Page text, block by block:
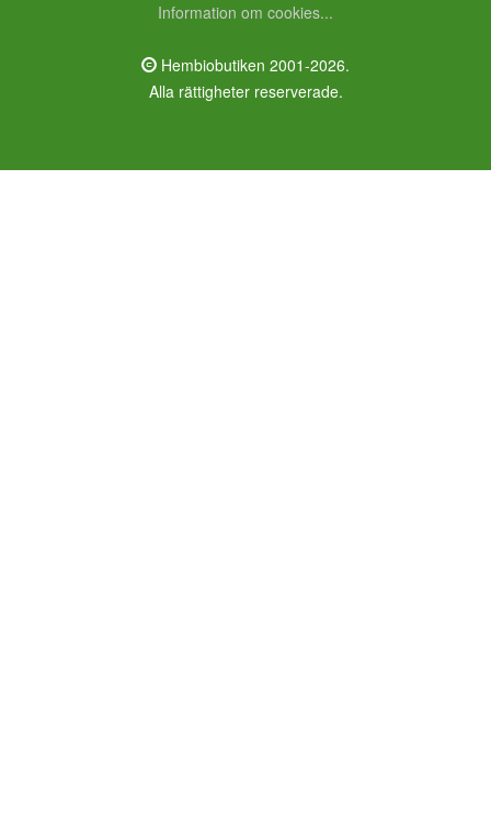
Information om cookies...
Hembiobutiken 2001-2026.
Alla rättigheter reserverade.